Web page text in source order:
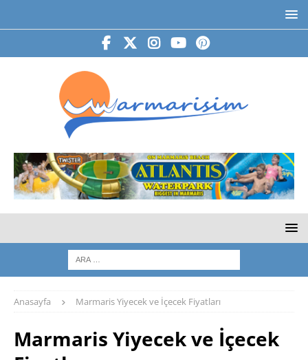
Anasayfa Marmaris Yiyecek ve İçecek Fiyatları
Marmaris Yiyecek ve İçecek